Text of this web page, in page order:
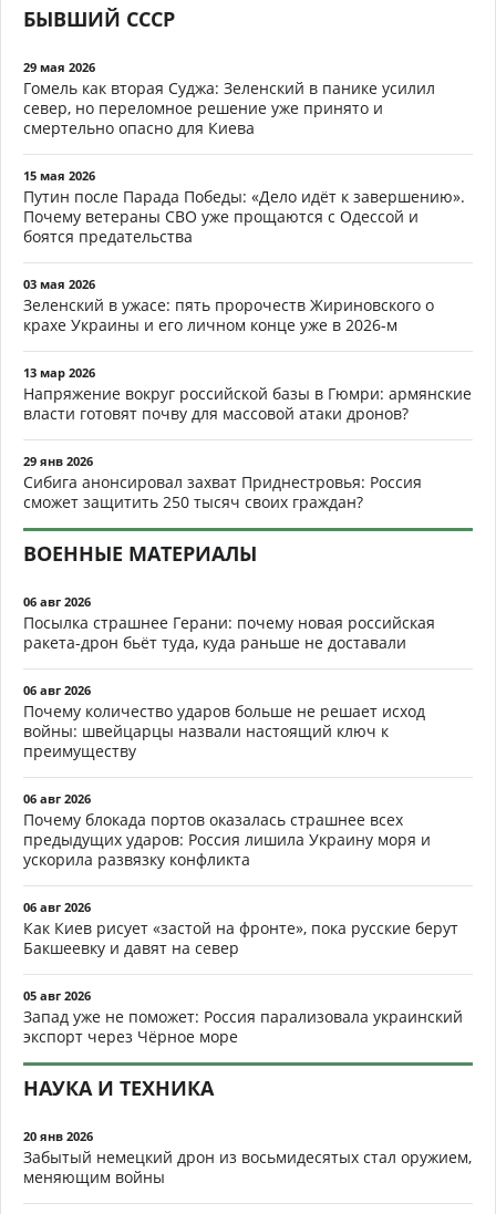
БЫВШИЙ СССР
29 мая 2026
Гомель как вторая Суджа: Зеленский в панике усилил
север, но переломное решение уже принято и
смертельно опасно для Киева
15 мая 2026
Путин после Парада Победы: «Дело идёт к завершению».
Почему ветераны СВО уже прощаются с Одессой и
боятся предательства
03 мая 2026
Зеленский в ужасе: пять пророчеств Жириновского о
крахе Украины и его личном конце уже в 2026-м
13 мар 2026
Напряжение вокруг российской базы в Гюмри: армянские
власти готовят почву для массовой атаки дронов?
29 янв 2026
Сибига анонсировал захват Приднестровья: Россия
сможет защитить 250 тысяч своих граждан?
ВОЕННЫЕ МАТЕРИАЛЫ
06 авг 2026
Посылка страшнее Герани: почему новая российская
ракета-дрон бьёт туда, куда раньше не доставали
06 авг 2026
Почему количество ударов больше не решает исход
войны: швейцарцы назвали настоящий ключ к
преимуществу
06 авг 2026
Почему блокада портов оказалась страшнее всех
предыдущих ударов: Россия лишила Украину моря и
ускорила развязку конфликта
06 авг 2026
Как Киев рисует «застой на фронте», пока русские берут
Бакшеевку и давят на север
05 авг 2026
Запад уже не поможет: Россия парализовала украинский
экспорт через Чёрное море
НАУКА И ТЕХНИКА
20 янв 2026
Забытый немецкий дрон из восьмидесятых стал оружием,
меняющим войны